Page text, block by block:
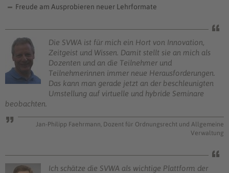
Freude am Ausprobieren neuer Lehrformate
Die SVWA ist für mich ein Hort von Innovation,
Zeitgeist und Wissen. Damit stellt sie an mich als
Dozenten und an die Teilnehmer und
Teilnehmerinnen immer neue Herausforderungen.
Das kann man gerade jetzt an der beschleunigten
Umstellung auf virtuelle und hybride Seminare
beobachten.
Jan-Philipp Faehrmann, Dozent für Ordnungsrecht und Allgemeine
Verwaltung
Ich schätze die SVWA als wichtige Plattform der